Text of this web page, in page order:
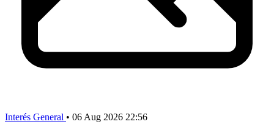
Interés General • 06 Aug 2026 22:56